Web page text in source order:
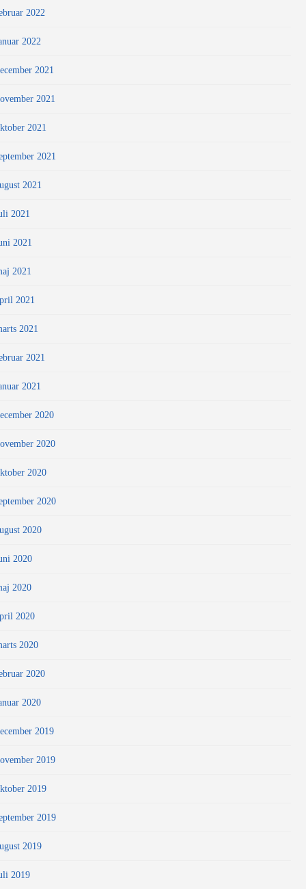
2022
2022
2021
2021
2021
2021
2021
2021
2021
2021
2021
2021
2021
2021
2020
2020
2020
2020
2020
2020
2020
2020
2020
2020
2020
2019
2019
2019
2019
2019
2019